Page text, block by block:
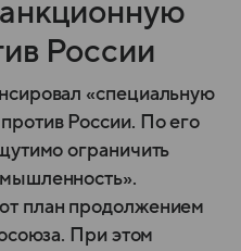
России
«специальную
России. По его
ограничить
план продолжением
При этом